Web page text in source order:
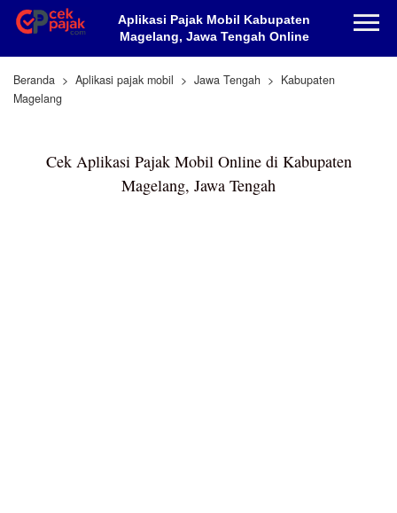
Aplikasi Pajak Mobil Kabupaten
Magelang, Jawa Tengah Online
Beranda Aplikasi pajak mobil Jawa Tengah
Kabupaten
Magelang
Cek Aplikasi Pajak Mobil Online di Kabupaten
Magelang, Jawa Tengah